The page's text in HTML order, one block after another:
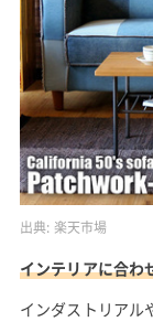
出典: 楽天市場
インテリアに合わ
インダストリアル